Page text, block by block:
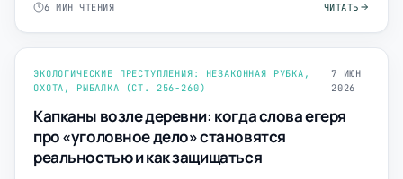
6 МИН ЧТЕНИЯ ЧИТАТЬ
ЭКОЛОГИЧЕСКИЕ ПРЕСТУПЛЕНИЯ: НЕЗАКОННАЯ РУБКА,
ОХОТА, РЫБАЛКА (СТ. 256-260)
7 ИЮН
2026
Капканы возле деревни: когда слова егеря
про «уголовное дело» становятся
реальностью и как защищаться